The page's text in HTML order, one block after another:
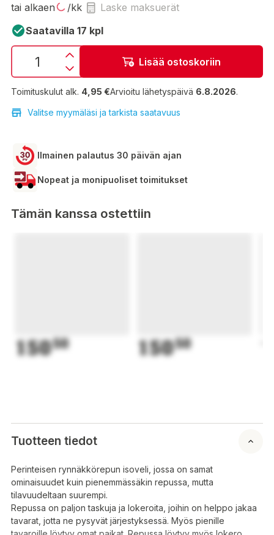
tai alkaen /kk
Laske maksuerät
Saatavilla 17 kpl
Lisää ostoskoriin
Toimituskulut alk. 4,95 €Arvioitu lähetyspäivä 6.8.2026.
Valitse myymäläsi ja tarkista saatavuus
Ilmainen palautus 30 päivän ajan
Nopeat ja monipuoliset toimitukset
Tämän kanssa ostettiin
15050 15050
Tuotteen tiedot
Perinteisen rynnäkkörepun isoveli, jossa on samat
ominaisuudet kuin pienemmässäkin repussa, mutta
tilavuudeltaan suurempi.
Repussa on paljon taskuja ja lokeroita, joihin on helppo jakaa
tavarat, jotta ne pysyvät järjestyksessä. Myös pienille